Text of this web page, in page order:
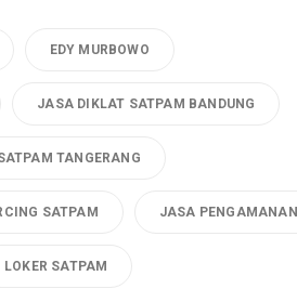
EDY MURBOWO
JASA DIKLAT SATPAM BANDUNG
TANGERANG
SATPAM JASA PENGAMANAN
LOKER SATPAM